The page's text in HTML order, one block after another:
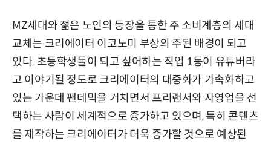
MZ세대와 젊은 노인의 등장을 통한 주 소비계층의 세대
교체는 크리에이터 이코노미 부상의 주된 배경이 되고
있다. 초등학생들이 되고 싶어하는 직업 1등이 유튜버라
고 이야기될 정도로 크리에이터의 대중화가 가속화하고
있는 가운데 팬데믹을 거치면서 프리랜서와 자영업을 선
택하는 사람이 세계적으로 증가하고 있으며, 특히 콘텐츠
를 제작하는 크리에이터가 더욱 증가할 것으로 예상된